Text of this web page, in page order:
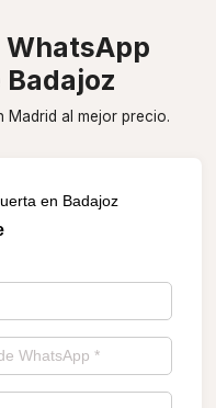
Madrid al mejor precio.
en Badajoz